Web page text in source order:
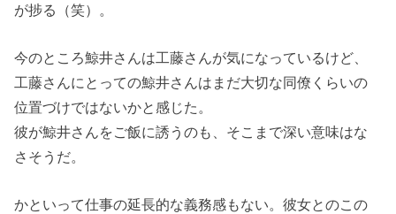
が捗る（笑）。
今のところ鯨井さんは工藤さんが気になっているけど、
工藤さんにとっての鯨井さんはまだ大切な同僚くらいの
位置づけではないかと感じた。
彼が鯨井さんをご飯に誘うのも、そこまで深い意味はな
さそうだ。
かといって仕事の延長的な義務感もない。彼女とのこの